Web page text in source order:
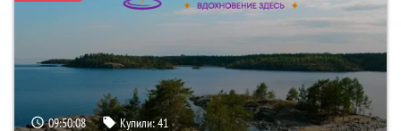
09:50:07 Купили:41